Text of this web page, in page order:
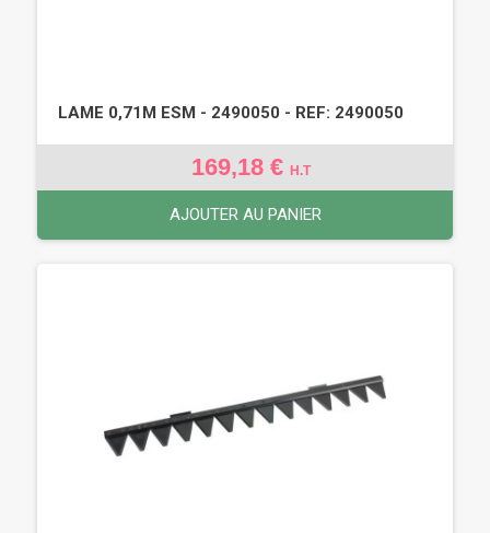
LAME 0,71M ESM - 2490050 - REF: 2490050
169,18 € H.T
AJOUTER AU PANIER